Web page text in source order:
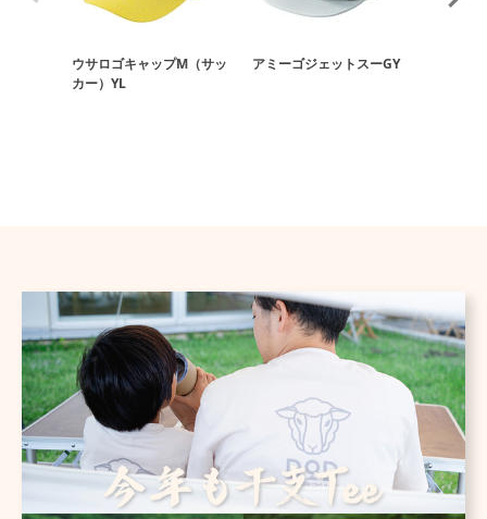
ウサロゴキャップM（サッ
カー）YL
アミーゴジェットスーGY